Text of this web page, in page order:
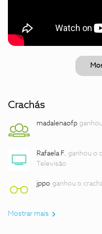
Crachás
madalenaofp
Rafaela F. ganhou o
Televisão
jppo ganhou o
Mostrar mais